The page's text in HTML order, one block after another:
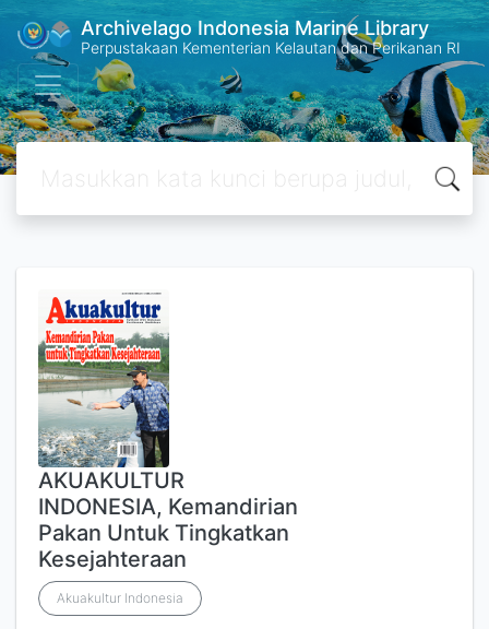
Archivelago Indonesia Marine Library
Perpustakaan Kementerian Kelautan dan Perikanan RI
AKUAKULTUR
INDONESIA, Kemandirian
Pakan Untuk Tingkatkan
Kesejahteraan
Akuakultur Indonesia